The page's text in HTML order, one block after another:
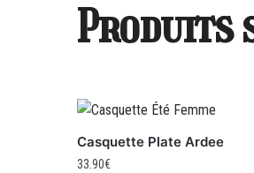
Produits
Casquette Plate Ardee
33.90€